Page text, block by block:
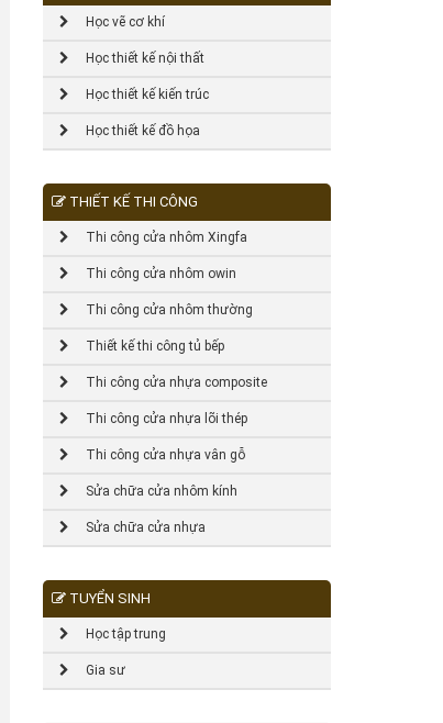
Học vẽ cơ khí
Học thiết kế nội thất
Học thiết kế kiến trúc
Học thiết kế đồ họa
THIẾT KẾ THI CÔNG
Thi công cửa nhôm Xingfa
Thi công cửa nhôm owin
Thi công cửa nhôm thường
Thiết kế thi công tủ bếp
Thi công cửa nhựa composite
Thi công cửa nhựa lõi thép
Thi công cửa nhựa vân gỗ
Sửa chữa cửa nhôm kính
Sửa chữa cửa nhựa
TUYỂN SINH
Học tập trung
Gia sư